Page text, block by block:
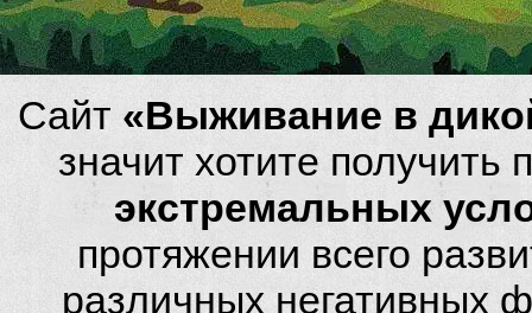
Сайт «Выживание в
значит хотите
экстремальных
протяжении всего
различных негативных